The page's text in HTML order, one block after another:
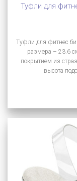
Туфли для
Туфли для фитнес
размера – 23.6
покрытием из
высота